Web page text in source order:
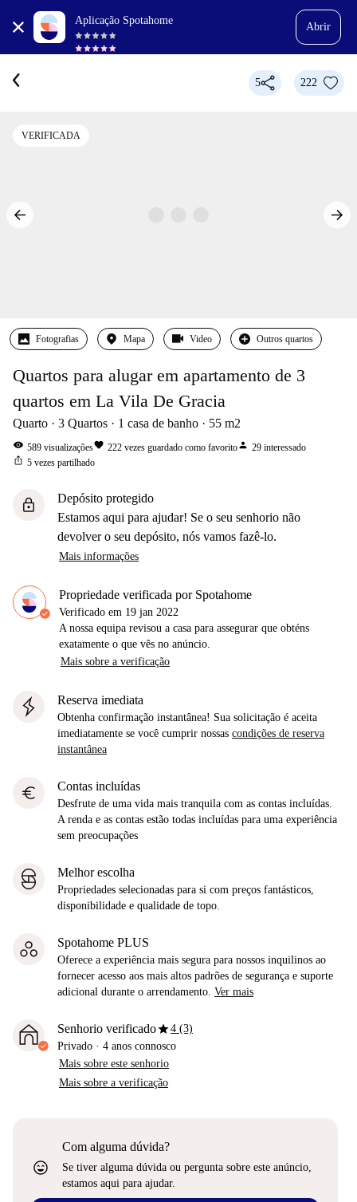
Aplicação Spotahome
Abrir
5 222
VERIFICADA
Fotografias Mapa Video Outros quartos
Quartos para alugar em apartamento de 3
quartos em La Vila De Gracia
Quarto 3 Quartos 1 casa de banho 55 m2
visibility 589 visualizaçõesfavorite 222 vezes guardado como favoritoperson 29 interessado
ios_share 5 vezes partilhado
lock
Depósito protegido
Estamos aqui para ajudar! Se o seu senhorio não
devolver o seu depósito, nós vamos fazê-lo.
Mais informações
Propriedade verificada por Spotahome
Verificado em 19 jan 2022
A nossa equipa revisou a casa para assegurar que obténs
exatamente o que vês no anúncio.
Mais sobre a verificação
Reserva imediata
Obtenha confirmação instantânea! Sua solicitação é aceita
imediatamente se você cumprir nossas condições de reserva
instantânea
euro Contas incluídas
Desfrute de uma vida mais tranquila com as contas incluídas.
A renda e as contas estão todas incluídas para uma experiência
sem preocupações
Melhor escolha
Propriedades selecionadas para si com preços fantásticos,
disponibilidade e qualidade de topo.
Spotahome PLUS
Oferece a experiência mais segura para nossos inquilinos ao
fornecer acesso aos mais altos padrões de segurança e suporte
adicional durante o arrendamento. Ver mais
Senhorio verificadostar4 (3)
Privado · 4 anos connosco
Mais sobre este senhorio
Mais sobre a verificação
sentiment_very_satisfied
Com alguma dúvida?
Se tiver alguma dúvida ou pergunta sobre este anúncio,
estamos aqui para ajudar.